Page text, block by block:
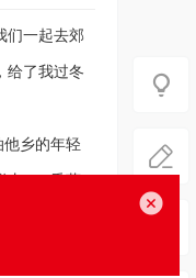
们一起去郊
给了我过冬
乡的年轻
DIY香薰
》